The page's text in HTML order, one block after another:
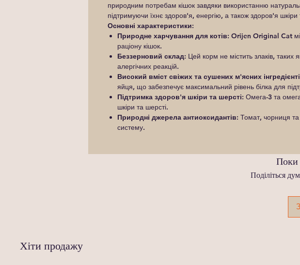
природним потребам кішок завдяки використанню
підтримуючи їхнє здоров'я, енергію, а також здоров'я шкіри
Основні характеристики:
Природне харчування для котів: Orijen Original Cat
раціону кішок.
Беззерновий склад: Цей корм не містить злаків,
алергічних реакцій.
Високий вміст свіжих та сушених м'ясних
яйця, що забезпечує максимальний рівень білка для
Підтримка здоров'я шкіри та шерсті: Омега-3 та
шкіри та шерсті.
Природні джерела антиоксидантів: Томат, чорниця та
систему.
Поки
Поділіться
Хіти продажу